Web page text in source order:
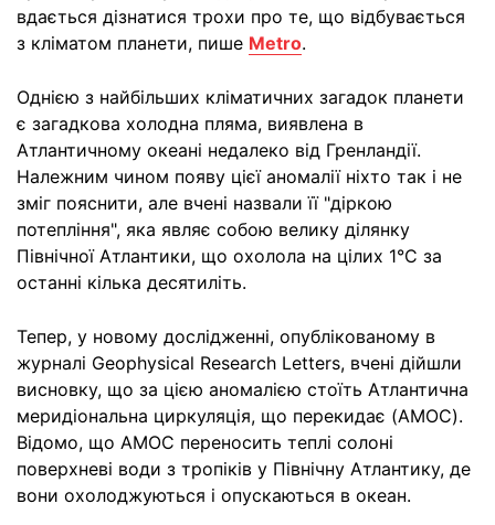
вдається дізнатися трохи про те, що відбувається
з кліматом планети, пише Metro.
Однією з найбільших кліматичних загадок планети
є загадкова холодна пляма, виявлена в
Атлантичному океані недалеко від Гренландії.
Належним чином появу цієї аномалії ніхто так і не
зміг пояснити, але вчені назвали її "діркою
потепління", яка являє собою велику ділянку
Північної Атлантики, що охолола на цілих 1°C за
останні кілька десятиліть.
Тепер, у новому дослідженні, опублікованому в
журналі Geophysical Research Letters, вчені дійшли
висновку, що за цією аномалією стоїть Атлантична
меридіональна циркуляція, що перекидає (AMOC).
Відомо, що AMOC переносить теплі солоні
поверхневі води з тропіків у Північну Атлантику, де
вони охолоджуються і опускаються в океан.